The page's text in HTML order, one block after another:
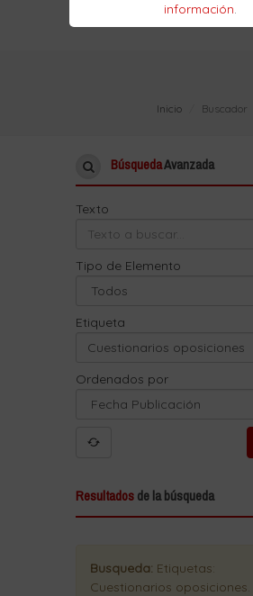
información
Inicio Buscador
BúsquedaAvanzada
Texto
Tipo de Elemento
Etiqueta
Ordenados por
Resultadosde la búsqueda
Busqueda: Etiquetas:
Cuestionarios oposiciones.